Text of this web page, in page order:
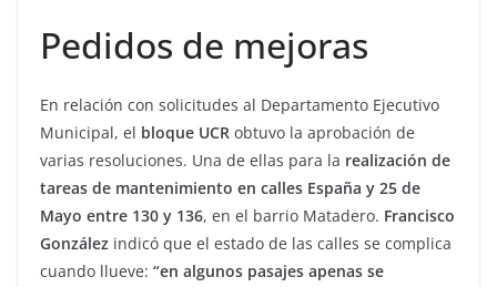
Pedidos de mejoras
En relación con solicitudes al Departamento Ejecutivo
Municipal, el bloque UCR obtuvo la aprobación de
varias resoluciones. Una de ellas para la realización de
tareas de mantenimiento en calles España y 25 de
Mayo entre 130 y 136, en el barrio Matadero. Francisco
González indicó que el estado de las calles se complica
cuando llueve: “en algunos pasajes apenas se